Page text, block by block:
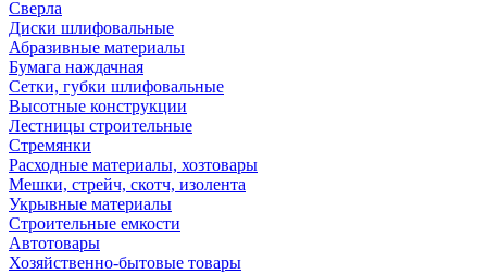
Сверла
Диски шлифовальные
Абразивные материалы
Бумага наждачная
Сетки, губки шлифовальные
Высотные конструкции
Лестницы строительные
Стремянки
Расходные материалы, хозтовары
Мешки, стрейч, скотч, изолента
Укрывные материалы
Строительные емкости
Автотовары
Хозяйственно-бытовые товары